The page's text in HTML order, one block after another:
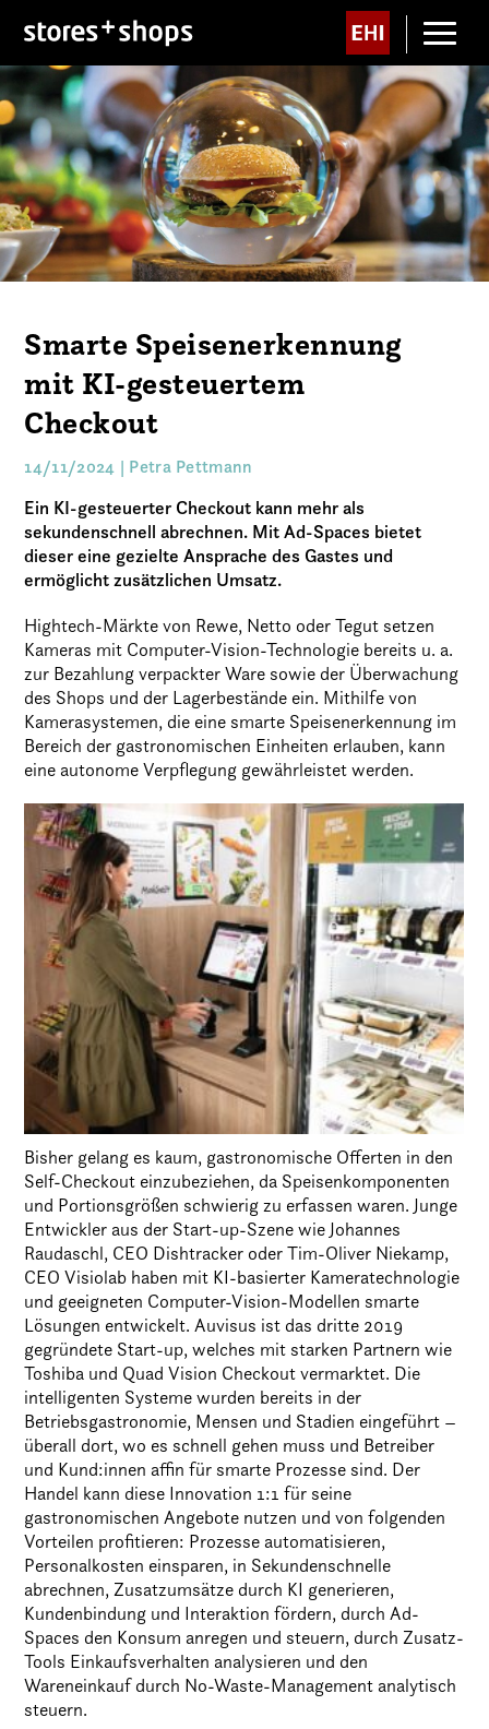
Smarte Speisenerkennung
mit KI-gesteuertem
Checkout
14/11/2024 | Petra Pettmann
Ein KI-gesteuerter Checkout kann mehr als
sekundenschnell abrechnen. Mit Ad-Spaces bietet
dieser eine gezielte Ansprache des Gastes und
ermöglicht zusätzlichen Umsatz.
Hightech-Märkte von Rewe, Netto oder Tegut setzen
Kameras mit Computer-Vision-Technologie bereits u. a.
zur Bezahlung verpackter Ware sowie der Überwachung
des Shops und der Lagerbestände ein. Mithilfe von
Kamerasystemen, die eine smarte Speisenerkennung im
Bereich der gastronomischen Einheiten erlauben, kann
eine autonome Verpflegung gewährleistet werden.
Bisher gelang es kaum, gastronomische Offerten in den
Self-Checkout einzubeziehen, da Speisenkomponenten
und Portionsgrößen schwierig zu erfassen waren. Junge
Entwickler aus der Start-up-Szene wie Johannes
Raudaschl, CEO Dishtracker oder Tim-Oliver Niekamp,
CEO Visiolab haben mit KI-basierter Kameratechnologie
und geeigneten Computer-Vision-Modellen smarte
Lösungen entwickelt. Auvisus ist das dritte 2019
gegründete Start-up, welches mit starken Partnern wie
Toshiba und Quad Vision Checkout vermarktet. Die
intelligenten Systeme wurden bereits in der
Betriebsgastronomie, Mensen und Stadien eingeführt –
überall dort, wo es schnell gehen muss und Betreiber
und Kund:innen affin für smarte Prozesse sind. Der
Handel kann diese Innovation 1:1 für seine
gastronomischen Angebote nutzen und von folgenden
Vorteilen profitieren: Prozesse automatisieren,
Personalkosten einsparen, in Sekundenschnelle
abrechnen, Zusatzumsätze durch KI generieren,
Kundenbindung und Interaktion fördern, durch Ad-
Spaces den Konsum anregen und steuern, durch Zusatz-
Tools Einkaufsverhalten analysieren und den
Wareneinkauf durch No-Waste-Management analytisch
steuern.